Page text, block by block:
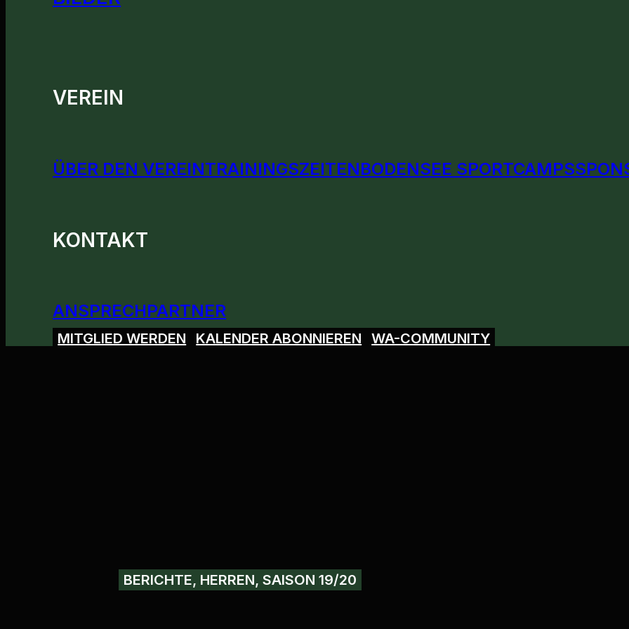
VEREIN
ÜBER DEN VEREINTRAININGSZEITENBODENSEE SPORTCAMPS
KONTAKT
ANSPRECHPARTNER
MITGLIED WERDEN KALENDER ABONNIEREN WA-COMMUNITY
BERICHTE, HERREN, SAISON 19/20